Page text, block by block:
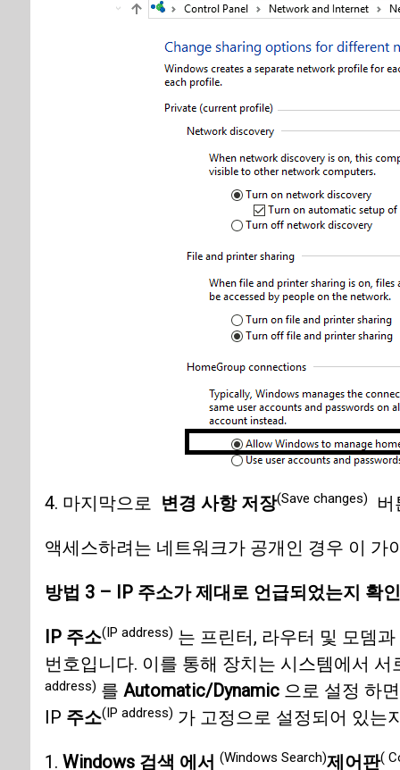
4. 마지막으로 변경 사항 저장(Save changes) 버
액세스하려는 네트워크가 공개인 경우 이
방법 3 – IP 주소가 제대로 언급되었는지 확인
IP 주소(IP address) 는 프린터, 라우터 및 모뎀
번호입니다. 이를 통해 장치는 시스템에서
address) 를 Automatic/Dynamic으로 설정 하
IP 주소(IP address) 가 고정으로 설정되어 있는
1. Windows 검색 에서 (Windows Search)제어판(